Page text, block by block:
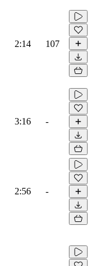
2:14 107
3:16 -
2:56 -